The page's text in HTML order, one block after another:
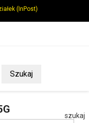
(InPost)
Szukaj
szukaj